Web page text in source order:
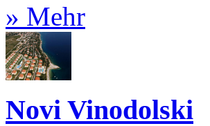
» Mehr
Novi Vinodolski